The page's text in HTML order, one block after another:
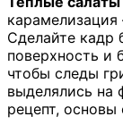
Сделайте кадр
поверхность и
чтобы следы
выделялись на
рецепт,